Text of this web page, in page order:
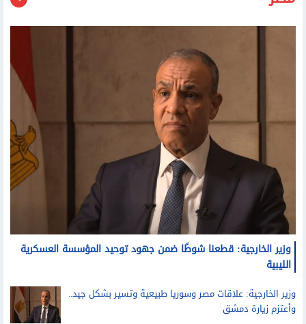
وزير الخارجية: قطعنا شوطًا ضمن جهود توحيد المؤسسة العسكرية
الليبية